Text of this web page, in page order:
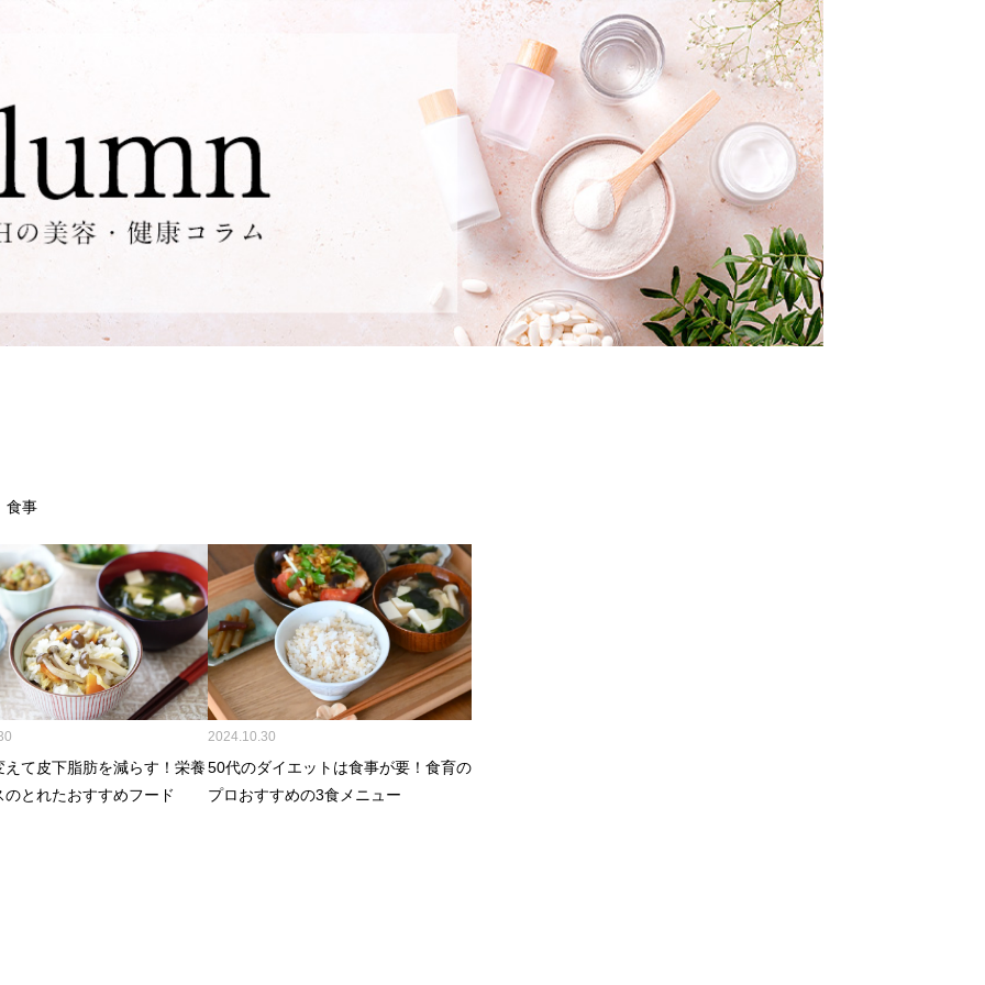
食事
えて皮下脂肪を減らす！栄養
のとれたおすすめフード
2024.10.30
50代のダイエットは食事が要！食育の
プロおすすめの3食メニュー